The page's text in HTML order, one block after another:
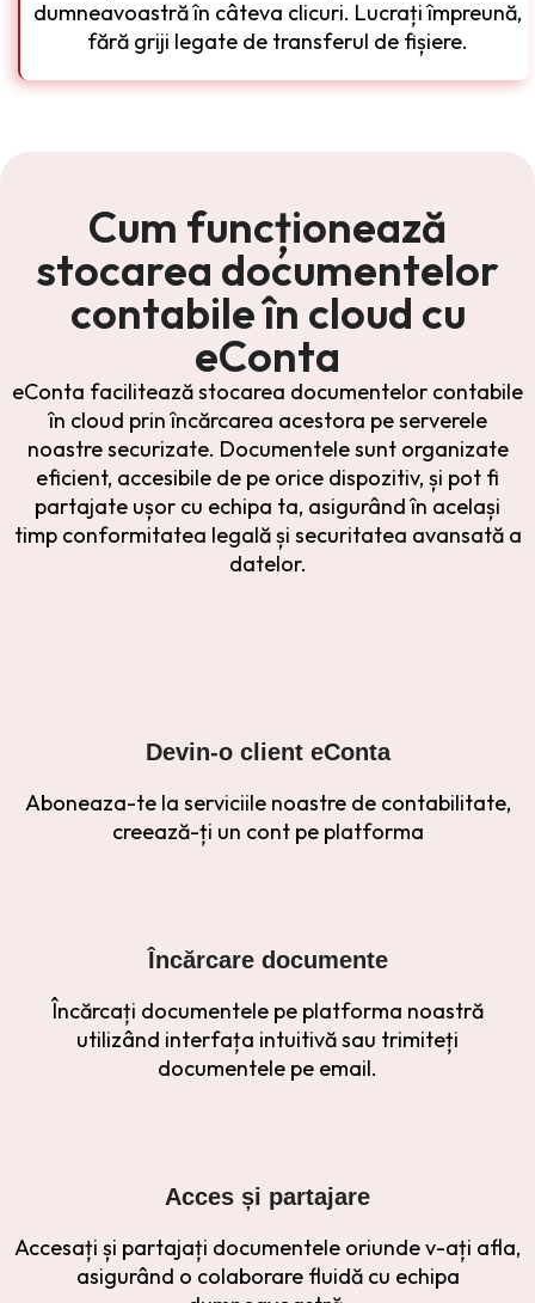
dumneavoastră în câteva clicuri. Lucrați împreună,
fără griji legate de transferul de fișiere.
Cum funcționează
stocarea documentelor
contabile în cloud cu
eConta
eConta facilitează stocarea documentelor contabile
în cloud prin încărcarea acestora pe serverele
noastre securizate. Documentele sunt organizate
eficient, accesibile de pe orice dispozitiv, și pot fi
partajate ușor cu echipa ta, asigurând în același
timp conformitatea legală și securitatea avansată a
datelor.
Devin-o client eConta
Aboneaza-te la serviciile noastre de contabilitate,
creează-ți un cont pe platforma
Încărcare documente
Încărcați documentele pe platforma noastră
utilizând interfața intuitivă sau trimiteți
documentele pe email.
Acces și partajare
Accesați și partajați documentele oriunde v-ați afla,
asigurând o colaborare fluidă cu echipa